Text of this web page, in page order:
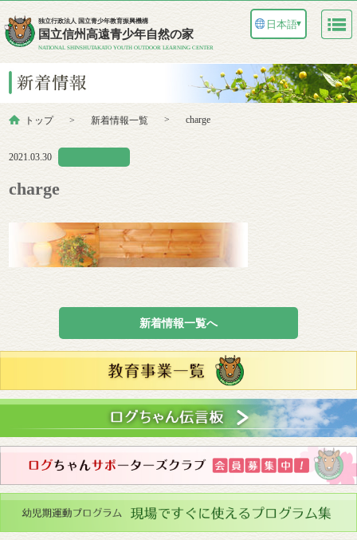
独立行政法人 国立青少年教育振興機構
国立信州高遠青少年自然の家
NATIONAL SHINSHUTAKATO YOUTH OUTDOOR LEARNING CENTER
日本語▼
トップ 新着情報一覧 charge
2021.03.30
charge
新着情報一覧へ